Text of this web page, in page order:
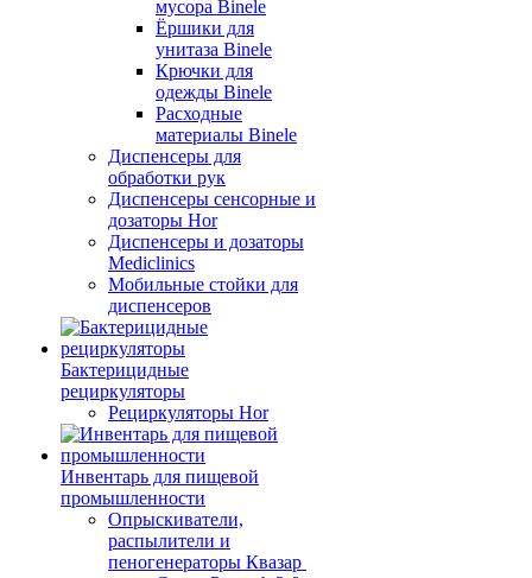
мусора Binele
Ёршики для
унитаза Binele
Крючки для
одежды Binele
Расходные
материалы Binele
Диспенсеры для
обработки рук
Диспенсеры сенсорные и
дозаторы Hor
Диспенсеры и дозаторы
Mediclinics
Мобильные стойки для
диспенсеров
Бактерицидные
рециркуляторы
Рециркуляторы Hor
Инвентарь для пищевой
промышленности
Опрыскиватели,
распылители и
пеногенераторы Квазар